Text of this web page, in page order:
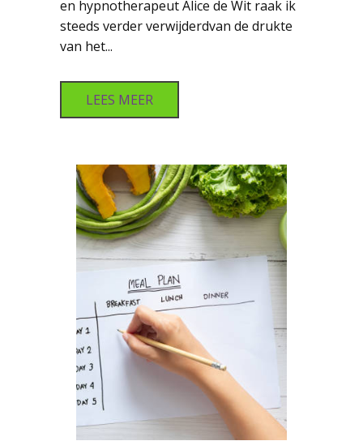
en hypnotherapeut Alice de Wit raak ik
steeds verder verwijderdvan de drukte
van het...
LEES MEER